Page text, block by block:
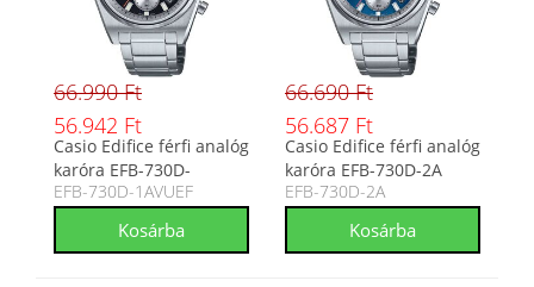
66.990 Ft
56.942 Ft
Casio Edifice férfi analóg
karóra EFB-730D-
1AVUEF
EFB-730D-1AVUEF
66.690 Ft
56.687 Ft
Casio Edifice férfi analóg
karóra EFB-730D-2A
EFB-730D-2A